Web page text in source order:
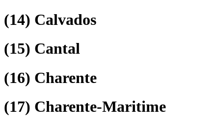
(14) Calvados
(15) Cantal
(16) Charente
(17) Charente-Maritime